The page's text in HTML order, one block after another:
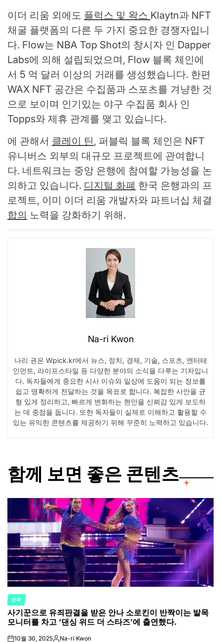
이더 리움 외에도 플럭스 및 왁스 Klaytn과 NFT
채굴 플랫폼의 다른 두 가지 중요한 경쟁자입니
다. Flow는 NBA Top Shot의 창시자 인 Dapper
Labs에 의해 설립되었으며, Flow 블록 체인에
서 5 억 달러 이상의 거래를 생성했습니다. 한편
WAX NFT 공간은 수집품과 스포츠를 겨냥한 것
으로 보이며 인기있는 야구 수집품 회사 인
Topps와 제휴 관계를 맺고 있습니다.
에 관해서 클레이 틴, 퍼블릭 블록 체인은 NFT
유니버스 외부의 대규모 프로젝트에 관여합니
다. 네트워크는 중앙 은행에 참여할 가능성을 논
의하고 있습니다. 디지털 화폐 한국 은행과의 프
로젝트, 이미 이더 리움 개발자와 파트너십 체결
합의 노력을 강화하기 위해.
Na-ri Kwon
나리 권은 Wpick.kr에서 뉴스, 정치, 경제, 기술, 스포츠, 엔터테
인먼트, 라이프스타일 등 다양한 분야의 소식을 다루는 기자입니
다. 독자들에게 중요한 시사 이슈와 일상에 도움이 되는 정보를
쉽고 명확하게 전달하는 것을 목표로 합니다. 복잡한 사안을 균
형 있게 정리하고, 빠르게 변화하는 현안을 신뢰감 있게 보도하
는 데 중점을 둡니다. 또한 독자들이 실제로 이해하고 활용할 수
있는 유익한 콘텐츠를 제공하기 위해 꾸준히 노력하고 있습니다.
함께 보면 좋은 콘텐츠
POSTED
IN
오락
사기꾼으로 유죄판결을 받은 안나 소로킨이 반짝이는 발목
모니터를 차고 ‘댄싱 위드 더 스타즈’에 출연했다.
10월 30, 2025 Na-ri Kwon